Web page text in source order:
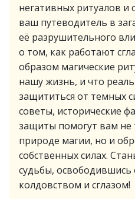
негативных ритуалов и
ваш путеводитель в
её разрушительного
о том, как работают
образом магические
нашу жизнь, и что
защититься от темных
советы, исторические
защиты помогут вам не
природе магии, но и
собственных силах.
судьбы, освободившись
колдовством и сглазом!